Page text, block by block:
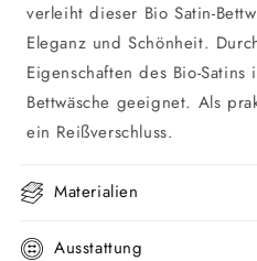
verleiht dieser Bio Satin-
Eleganz und Schönheit.
Eigenschaften des Bio-Satins
Bettwäsche geeignet. Als
ein Reißverschluss.
Materialien
Ausstattung